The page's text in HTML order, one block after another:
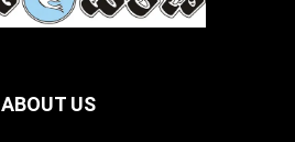
ABOUT US